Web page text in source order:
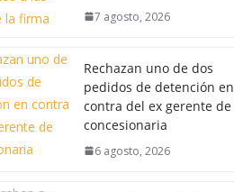
7 agosto, 2026
Rechazan uno de dos
pedidos de detención en
contra del ex gerente de
concesionaria
6 agosto, 2026